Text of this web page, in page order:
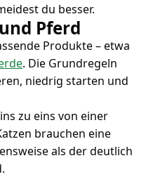
du besser.
Pferd
Produkte – etwa
. Die Grundregeln
niedrig starten und
zu eins von einer
brauchen eine
als der deutlich